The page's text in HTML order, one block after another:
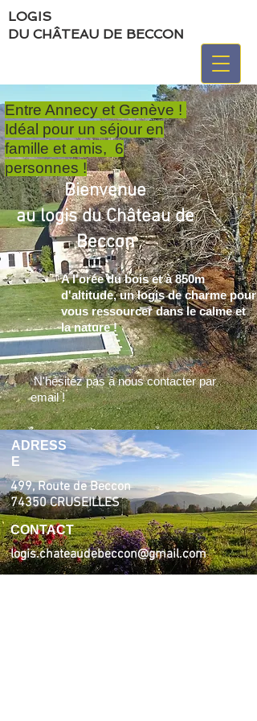
LOGIS
DU CHÂTEAU DE BECCON
Entre Annecy et Genève !
Idéal pour un séjour en
famille et amis, 6
personnes !
Bienvenue
au logis du Château de
Beccon
A l'orée du bois et à 850m
d'altitude, un logis de charme pour
vous ressourcer dans le calme et
la nature !
N'hésitez pas à nous contacter par
email !
ADRESS
E
499, Route de Beccon
74350 CRUSEILLES
CONTACT
logis.chateaudebeccon@gmail.com